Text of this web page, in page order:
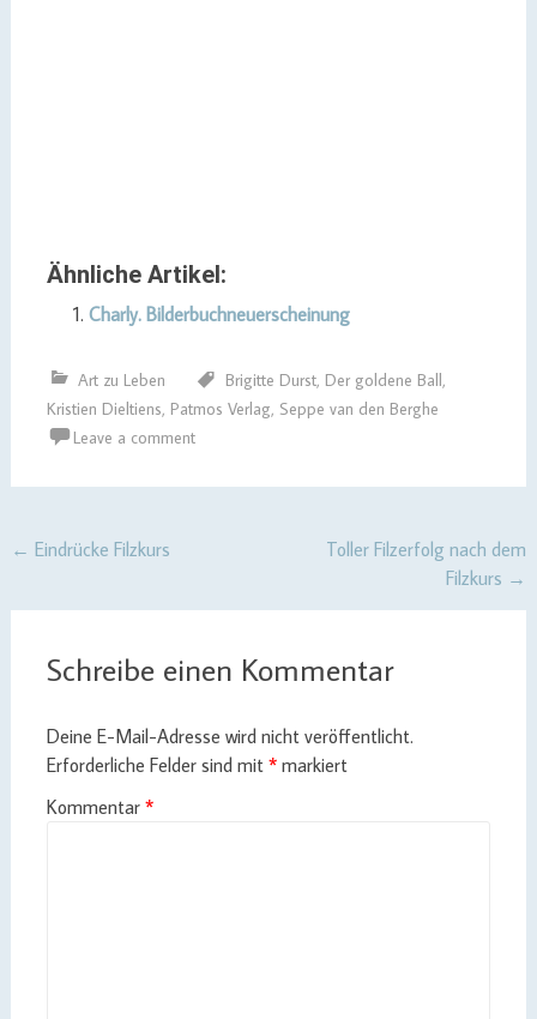
Ähnliche Artikel:
Charly. Bilderbuchneuerscheinung
Art zu Leben Brigitte Durst, Der goldene Ball,
Kristien Dieltiens, Patmos Verlag, Seppe van den Berghe
Leave a comment
Post
← Eindrücke Filzkurs
Toller Filzerfolg nach dem
Filzkurs →
Schreibe einen Kommentar
Deine E-Mail-Adresse wird nicht veröffentlicht.
Erforderliche Felder sind mit *markiert
Kommentar *